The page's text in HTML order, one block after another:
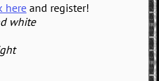
here and register!
white